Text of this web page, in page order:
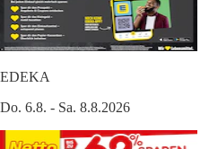
EDEKA
Do. 6.8. - Sa. 8.8.2026